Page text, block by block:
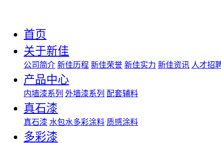
首页
关于新佳
公司简介 新佳历程 新佳荣誉 新佳实力 新佳资讯 人才招
产品中心
内墙漆系列 外墙漆系列 配套辅料
真石漆
真石漆 水包水多彩涂料 质感涂料
多彩漆